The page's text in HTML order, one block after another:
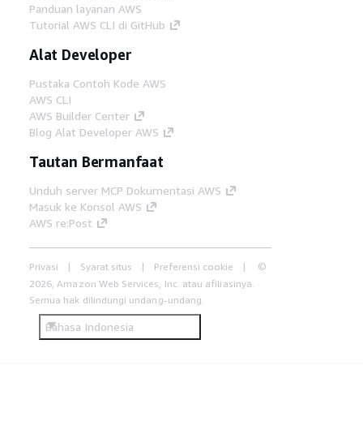
Panduan layanan AWS
Tutorial AWS CLI di GitHub
Alat Developer
Pustaka Contoh Kode AWS
AWS CLI
AWS Builder Center
Blog Alat Developer AWS
Tautan Bermanfaat
Unduh server MCP Dokumentasi AWS
Masuk ke Konsol AWS
AWS re:Post
Privasi Syarat situs Preferensi cookie
©
2026, Amazon Web Services, Inc. atau afiliasinya.
Semua hak dilindungi undang-undang.
Bahasa Indonesia